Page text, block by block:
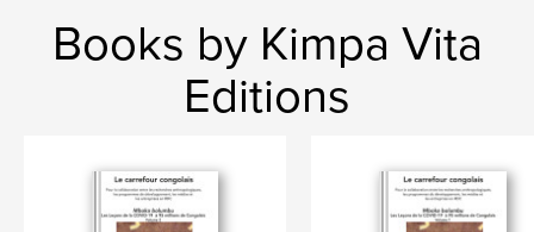
Books by Kimpa Vita
Editions